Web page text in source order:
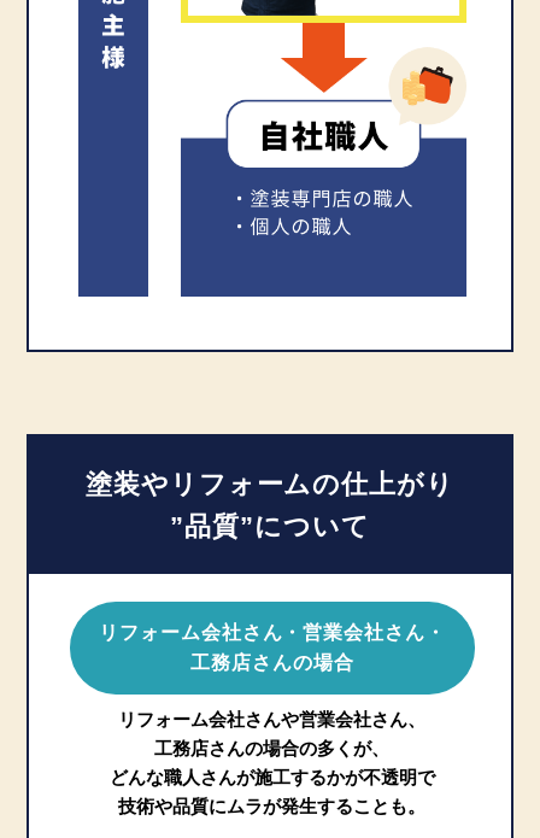
塗装やリフォームの仕上がり
”品質”について
リフォーム会社さん・営業会社さん・
工務店さんの場合
リフォーム会社さんや営業会社さん、
工務店さんの場合の多くが、
どんな職人さんが施工するかが不透明で
技術や品質にムラが発生することも。